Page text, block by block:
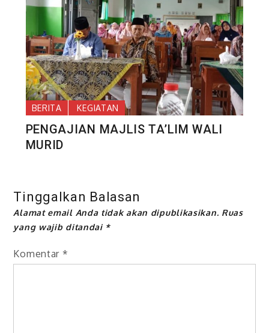
BERITA KEGIATAN
PENGAJIAN MAJLIS TA’LIM WALI
MURID
Tinggalkan Balasan
Alamat email Anda tidak akan dipublikasikan. Ruas
yang wajib ditandai *
Komentar *